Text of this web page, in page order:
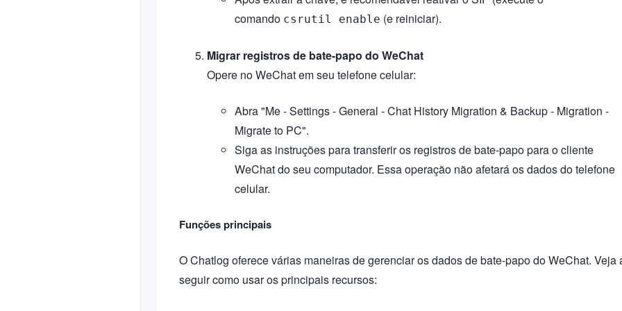
comando csrutil enable (e reiniciar).
Migrar registros de bate-papo do WeChat
Opere no WeChat em seu telefone celular:
Abra "Me - Settings - General - Chat History Migration & Backup - Migration -
Migrate to PC".
Siga as instruções para transferir os registros de bate-papo para o cliente
WeChat do seu computador. Essa operação não afetará os dados do telefone
celular.
Funções principais
O Chatlog oferece várias maneiras de gerenciar os dados de bate-papo do WeChat. Veja
seguir como usar os principais recursos: